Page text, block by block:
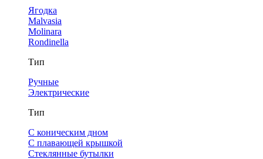
Ягодка
Malvasia
Molinara
Rondinella
Тип
Ручные
Электрические
Тип
С коническим дном
С плавающей крышкой
Стеклянные бутылки